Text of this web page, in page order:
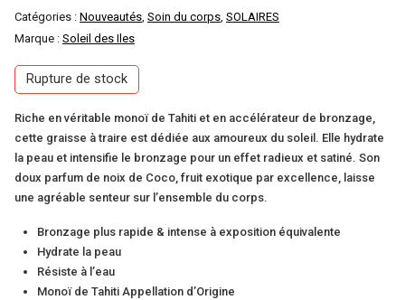
Catégories : Nouveautés, Soin du corps, SOLAIRES
Marque : Soleil des Iles
Rupture de stock
Riche en véritable monoï de Tahiti et en accélérateur de bronzage,
cette graisse à traire est dédiée aux amoureux du soleil. Elle hydrate
la peau et intensifie le bronzage pour un effet radieux et satiné. Son
doux parfum de noix de Coco, fruit exotique par excellence, laisse
une agréable senteur sur l’ensemble du corps.
Bronzage plus rapide & intense à exposition équivalente
Hydrate la peau
Résiste à l’eau
Monoï de Tahiti Appellation d’Origine